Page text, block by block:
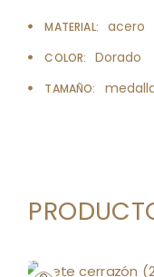
MATERIAL acero
COLOR Dorado
TAMAÑO